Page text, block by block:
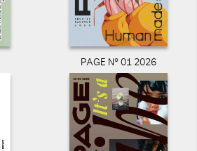
PAGE N° 01 2026